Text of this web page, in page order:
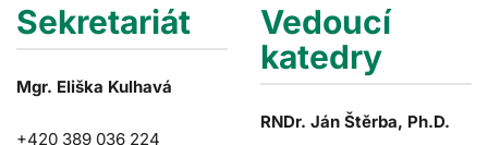
Sekretariát
Mgr. Eliška Kulhavá
+420 389 036 224
Vedoucí
katedry
RNDr. Ján Štěrba, Ph.D.